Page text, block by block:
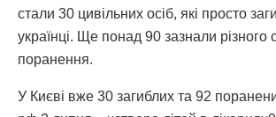
стали 30 цивільних осіб, які просто
українці. Ще понад 90 зазнали різного
поранення.
У Києві вже 30 загиблих та 92